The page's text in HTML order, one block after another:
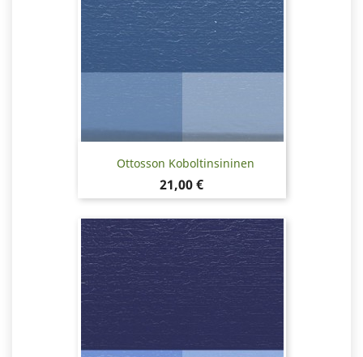
Ottosson Koboltinsininen
Hinta
21,00 €